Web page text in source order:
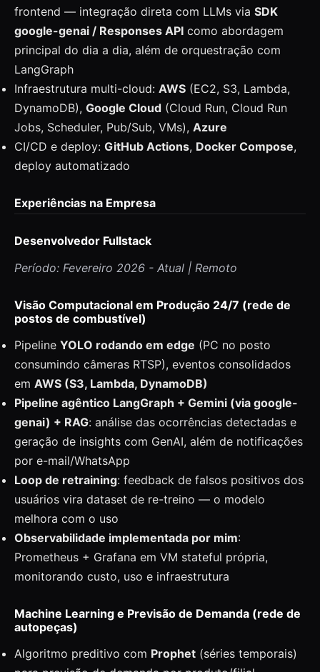
frontend — integração direta com LLMs via SDK
google-genai / Responses API como abordagem
principal do dia a dia, além de orquestração com
LangGraph
Infraestrutura multi-cloud: AWS (EC2, S3, Lambda,
DynamoDB), Google Cloud (Cloud Run, Cloud Run
Jobs, Scheduler, Pub/Sub, VMs), Azure
CI/CD e deploy: GitHub Actions, Docker Compose,
deploy automatizado
Experiências na Empresa
Desenvolvedor Fullstack
Período: Fevereiro 2026 - Atual | Remoto
Visão Computacional em Produção 24/7 (rede de
postos de combustível)
Pipeline YOLO rodando em edge (PC no posto
consumindo câmeras RTSP), eventos consolidados
em AWS (S3, Lambda, DynamoDB)
Pipeline agêntico LangGraph + Gemini (via google-
genai) + RAG: análise das ocorrências detectadas e
geração de insights com GenAI, além de notificações
por e-mail/WhatsApp
Loop de retraining: feedback de falsos positivos dos
usuários vira dataset de re-treino — o modelo
melhora com o uso
Observabilidade implementada por mim:
Prometheus + Grafana em VM stateful própria,
monitorando custo, uso e infraestrutura
Machine Learning e Previsão de Demanda (rede de
autopeças)
Algoritmo preditivo com Prophet (séries temporais)